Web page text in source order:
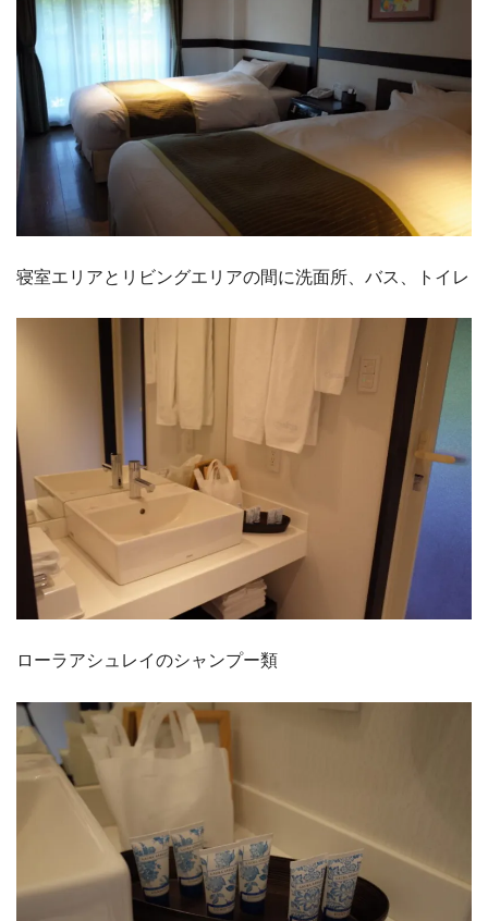
寝室エリアとリビングエリアの間に洗面所、バス、トイレ
ローラアシュレイのシャンプー類